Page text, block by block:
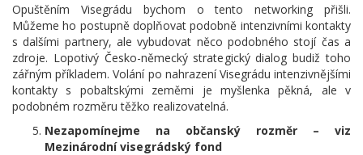
Opuštěním Visegrádu bychom o tento networking přišli.
Můžeme ho postupně doplňovat podobně intenzivními kontakty
s dalšími partnery, ale vybudovat něco podobného stojí čas a
zdroje. Lopotivý Česko-německý strategický dialog budiž toho
zářným příkladem. Volání po nahrazení Visegrádu intenzivnějšími
kontakty s pobaltskými zeměmi je myšlenka pěkná, ale v
podobném rozměru těžko realizovatelná.
Nezapomínejme na občanský rozměr – viz
Mezinárodní visegrádský fond